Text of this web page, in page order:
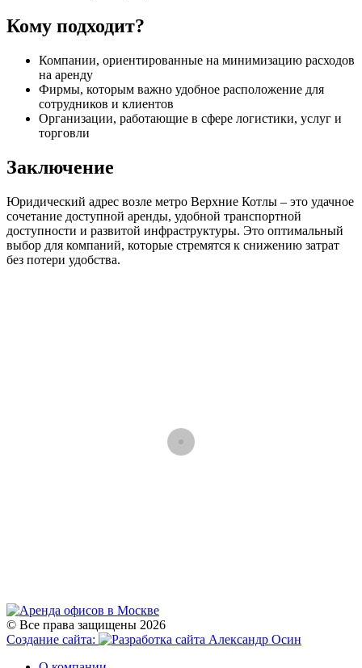
Кому подходит?
Компании, ориентированные на минимизацию расходов
на аренду
Фирмы, которым важно удобное расположение для
сотрудников и клиентов
Организации, работающие в сфере логистики, услуг и
торговли
Заключение
Юридический адрес возле метро Верхние Котлы – это удачное
сочетание доступной аренды, удобной транспортной
доступности и развитой инфраструктуры. Это оптимальный
выбор для компаний, которые стремятся к снижению затрат
без потери удобства.
© Все права защищены 2026
Создание сайта: